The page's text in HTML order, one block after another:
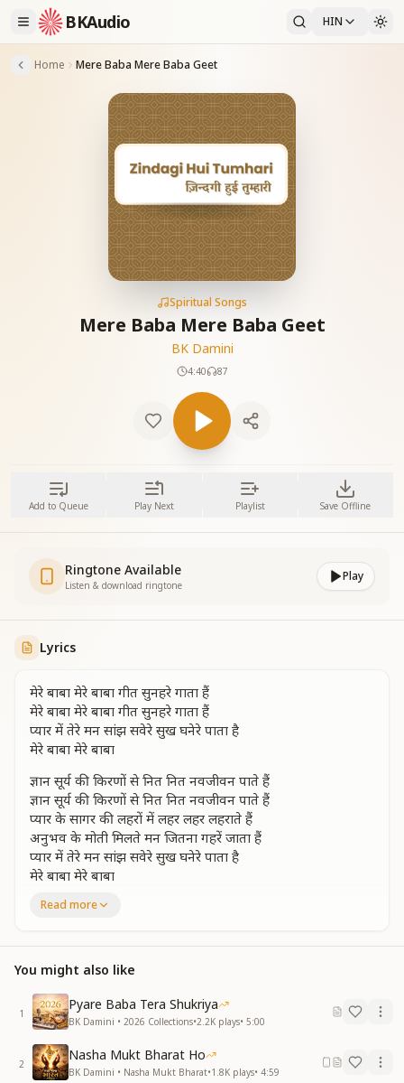
BKAudio HIN
Home Mere Baba Mere Baba Geet
Spiritual Songs
Mere Baba Mere Baba Geet
BK Damini
4:40 87
Add to Queue Play Next Playlist Save Offline
Ringtone Available
Listen & download ringtone
Play
Lyrics
मेरे बाबा मेरे बाबा गीत सुनहरे गाता हैं
मेरे बाबा मेरे बाबा गीत सुनहरे गाता हैं
प्यार में तेरे मन सांझ सवेरे सुख घनेरे पाता है
मेरे बाबा मेरे बाबा
ज्ञान सूर्य की किरणों से नित नित नवजीवन पाते हैं
ज्ञान सूर्य की किरणों से नित नित नवजीवन पाते हैं
प्यार के सागर की लहरों में लहर लहर लहराते हैं
अनुभव के मोती मिलते मन जितना गहरें जाता हैं
प्यार में तेरे मन सांझ सवेरे सुख घनेरे पाता है
मेरे बाबा मेरे बाबा
तुमको पाकर सब पाए अब और नहीं कुछ पाना हैं
मिल गई मंजिल मिला अब मन का मीत सुहाना हैं
संग तुम्हारा इंद्रधनुष के रंग बिखेरे जाता हैं
प्यार में तेरे मन सांझ सवेरे सुख घनेरे पाता है
मेरे बाबा मेरे बाबा गीत सुनहरे गाता हैं
प्यार में तेरे मन सांझ सवेरे सुख घनेरे पाता है
मेरे बाबा मेरे बाबा
Read more
You might also like
1
Pyare Baba Tera Shukriya
BK Damini • 2026 Collections•2.2K plays• 5:00
2
Nasha Mukt Bharat Ho
BK Damini • Nasha Mukt Bharat•1.8K plays• 4:59